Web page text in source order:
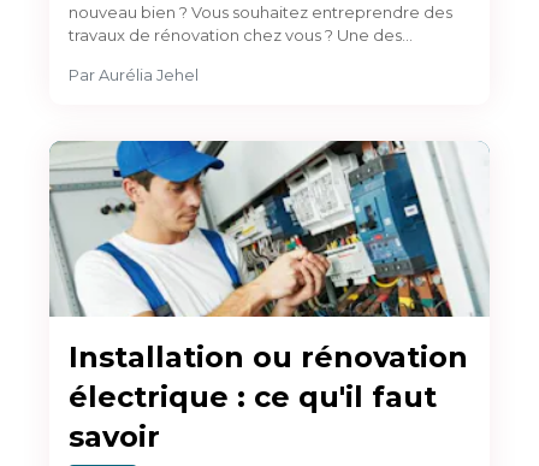
nouveau bien ? Vous souhaitez entreprendre des
travaux de rénovation chez vous ? Une des…
Par Aurélia Jehel
Installation ou rénovation
électrique : ce qu'il faut
savoir